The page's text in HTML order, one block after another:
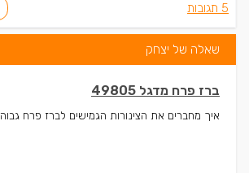
5 תגובות
שאלה של יצחק
ברז פרח מדגל 49805
איך מחברים את הצינורות הגמישים לברז פרח גבוה